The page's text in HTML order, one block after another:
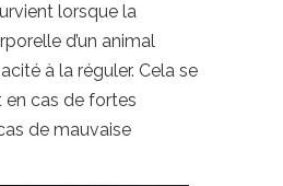
lorsque la
d’un animal
à la réguler. Cela se
cas de fortes
de mauvaise